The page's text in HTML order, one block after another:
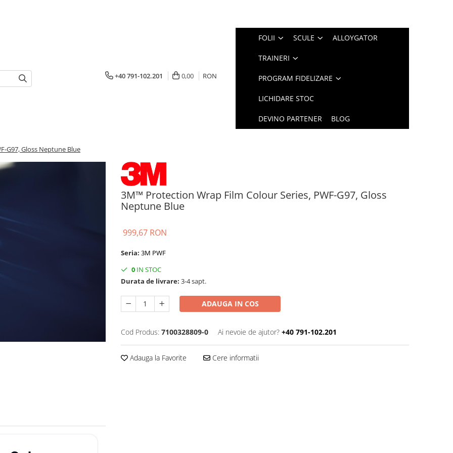
+40 791-102.201 0,00 RON
FOLII SCULE ALLOYGATOR
TRAINERI
PROGRAM FIDELIZARE
LICHIDARE STOC
DEVINO PARTENER BLOG
G97, Gloss Neptune Blue
3M™ Protection Wrap Film Colour Series, PWF-G97, Gloss
Neptune Blue
999,67 RON
Seria: 3M PWF
0 IN STOC
Durata de livrare: 3-4 sapt.
ADAUGA IN COS
Cod Produs: 7100328809-0 Ai nevoie de ajutor? +40 791-102.201
Adauga la Favorite Cere informatii